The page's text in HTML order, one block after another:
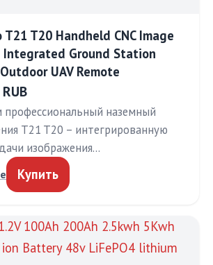
T20 Handheld CNC Image
Integrated Ground Station
UAV Remote
профессиональный наземный
T21 T20 – интегрированную
изображения…
Купить